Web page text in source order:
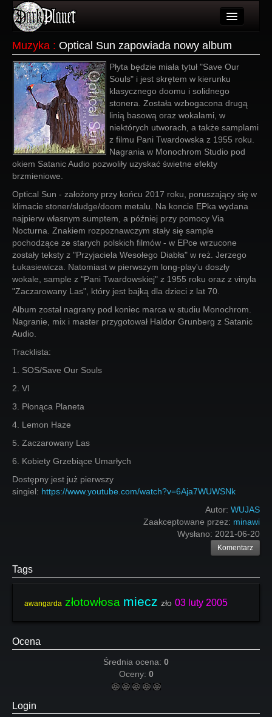
Użytkownicy
Wydarzenia
Galeria
Forum
Więcej
Login
Muzyka : Optical Sun zapowiada nowy album
Płyta będzie miała tytuł "Save Our
Souls" i jest skrętem w kierunku
klasycznego doomu i solidnego
stonera. Została wzbogacona drugą
linią basową oraz wokalami, w
niektórych utworach, a także samplami
z filmu Pani Twardowska z 1955 roku.
Nagrania w Monochrom Studio pod
okiem Satanic Audio pozwoliły uzyskać świetne efekty
brzmieniowe.
Optical Sun - założony przy końcu 2017 roku, poruszający się w
klimacie stoner/sludge/doom metalu. Na koncie EPka wydana
najpierw własnym sumptem, a później przy pomocy Via
Nocturna. Znakiem rozpoznawczym stały się sample
pochodzące ze starych polskich filmów - w EPce wrzucone
zostały teksty z "Przyjaciela Wesołego Diabła" w reż. Jerzego
Łukasiewicza. Natomiast w pierwszym long-play'u doszły
wokale, sample z "Pani Twardowskiej" z 1955 roku oraz z vinyla
"Zaczarowany Las", który jest bajką dla dzieci z lat 70.
Album został nagrany pod koniec marca w studiu Monochrom.
Nagranie, mix i master przygotował Haldor Grunberg z Satanic
Audio.
Tracklista:
1. SOS/Save Our Souls
2. VI
3. Płonąca Planeta
4. Lemon Haze
5. Zaczarowany Las
6. Kobiety Grzebiące Umarłych
Dostępny jest już pierwszy
singiel: https://www.youtube.com/watch?v=6Aja7WUWSNk
Autor: WUJAS
Zaakceptowane przez: minawi
Wysłano: 2021-06-20
Komentarz
Tags
awangarda złotowłosa miecz zło 03 luty 2005
Ocena
Średnia ocena: 0
Oceny: 0
Login